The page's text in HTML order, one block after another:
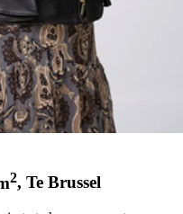
2, Te Brussel